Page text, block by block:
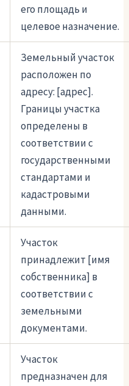
его площадь и
целевое назначение.
Земельный участок
расположен по
адресу: [адрес].
Границы участка
определены в
соответствии с
государственными
стандартами и
кадастровыми
данными.
Участок
принадлежит [имя
собственника] в
соответствии с
земельными
документами.
Участок
предназначен для